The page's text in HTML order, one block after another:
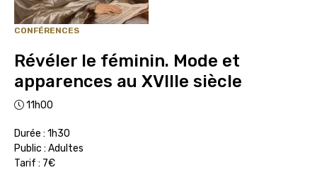
CONFÉRENCES
Révéler le féminin. Mode et
apparences au XVIIIe siècle
11h00
Durée : 1h30
Public : Adultes
Tarif : 7€